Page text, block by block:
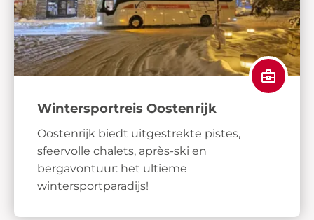
Wintersportreis Oostenrijk
Oostenrijk biedt uitgestrekte pistes,
sfeervolle chalets, après-ski en
bergavontuur: het ultieme
wintersportparadijs!